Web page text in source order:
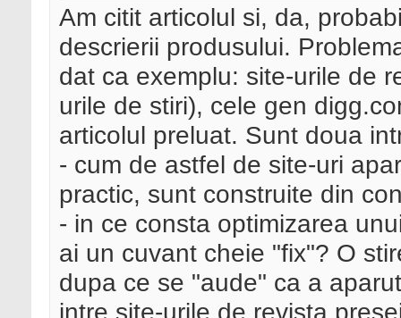
Am citit articolul si, da,
descrierii produsului.
dat ca exemplu: site-urile de
urile de stiri), cele gen
articolul preluat. Sunt doua
- cum de astfel de site-uri
practic, sunt construite din
- in ce consta optimizarea
ai un cuvant cheie "fix"? O
dupa ce se "aude" ca a
intre site-urile de revista